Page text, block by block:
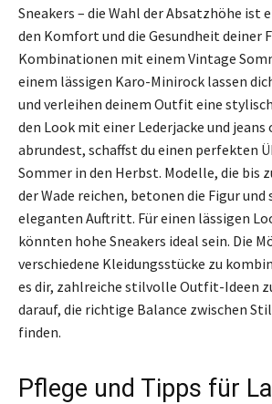
Sneakers – die Wahl der Absatzhöhe ist
den Komfort und die Gesundheit deiner
Kombinationen mit einem Vintage
einem lässigen Karo-Minirock lassen
und verleihen deinem Outfit eine
den Look mit einer Lederjacke und jeans
abrundest, schaffst du einen perfekten
Sommer in den Herbst. Modelle, die bis
der Wade reichen, betonen die Figur
eleganten Auftritt. Für einen lässigen
könnten hohe Sneakers ideal sein. Die
verschiedene Kleidungsstücke zu
es dir, zahlreiche stilvolle Outfit-Ideen
darauf, die richtige Balance zwischen
finden.
Pflege und Tipps für